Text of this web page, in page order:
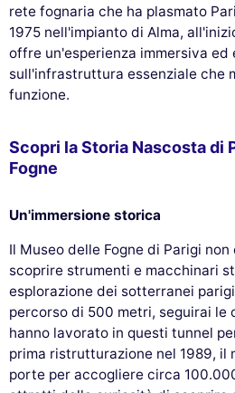
rete fognaria che ha plasmato
1975 nell'impianto di Alma,
offre un'esperienza immersiva ed
sull'infrastruttura essenziale che
funzione.
Scopri la Storia Nascosta di
Fogne
Un'immersione storica
Il Museo delle Fogne di Parigi
scoprire strumenti e macchinari
esplorazione dei sotterranei
percorso di 500 metri, seguirai le
hanno lavorato in questi tunnel
prima ristrutturazione nel 1989, il
porte per accogliere circa